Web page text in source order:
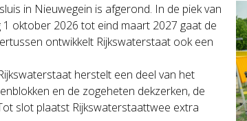
in Nieuwegein is afgerond. In de piek van
oktober 2026 tot eind maart 2027 gaat de
ontwikkelt Rijkswaterstaat ook een
herstelt een deel van het
en de zogeheten dekzerken, de
slot plaatst Rijkswaterstaattwee extra